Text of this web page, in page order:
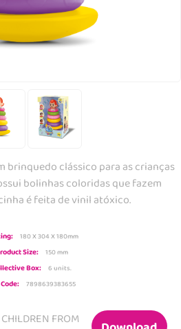
brinquedo clássico para as crianças
bolinhas coloridas que fazem
é feita de vinil atóxico.
180 X 304 X 180mm
Size: 150 mm
Box: 6 units.
7898639383655
FROM